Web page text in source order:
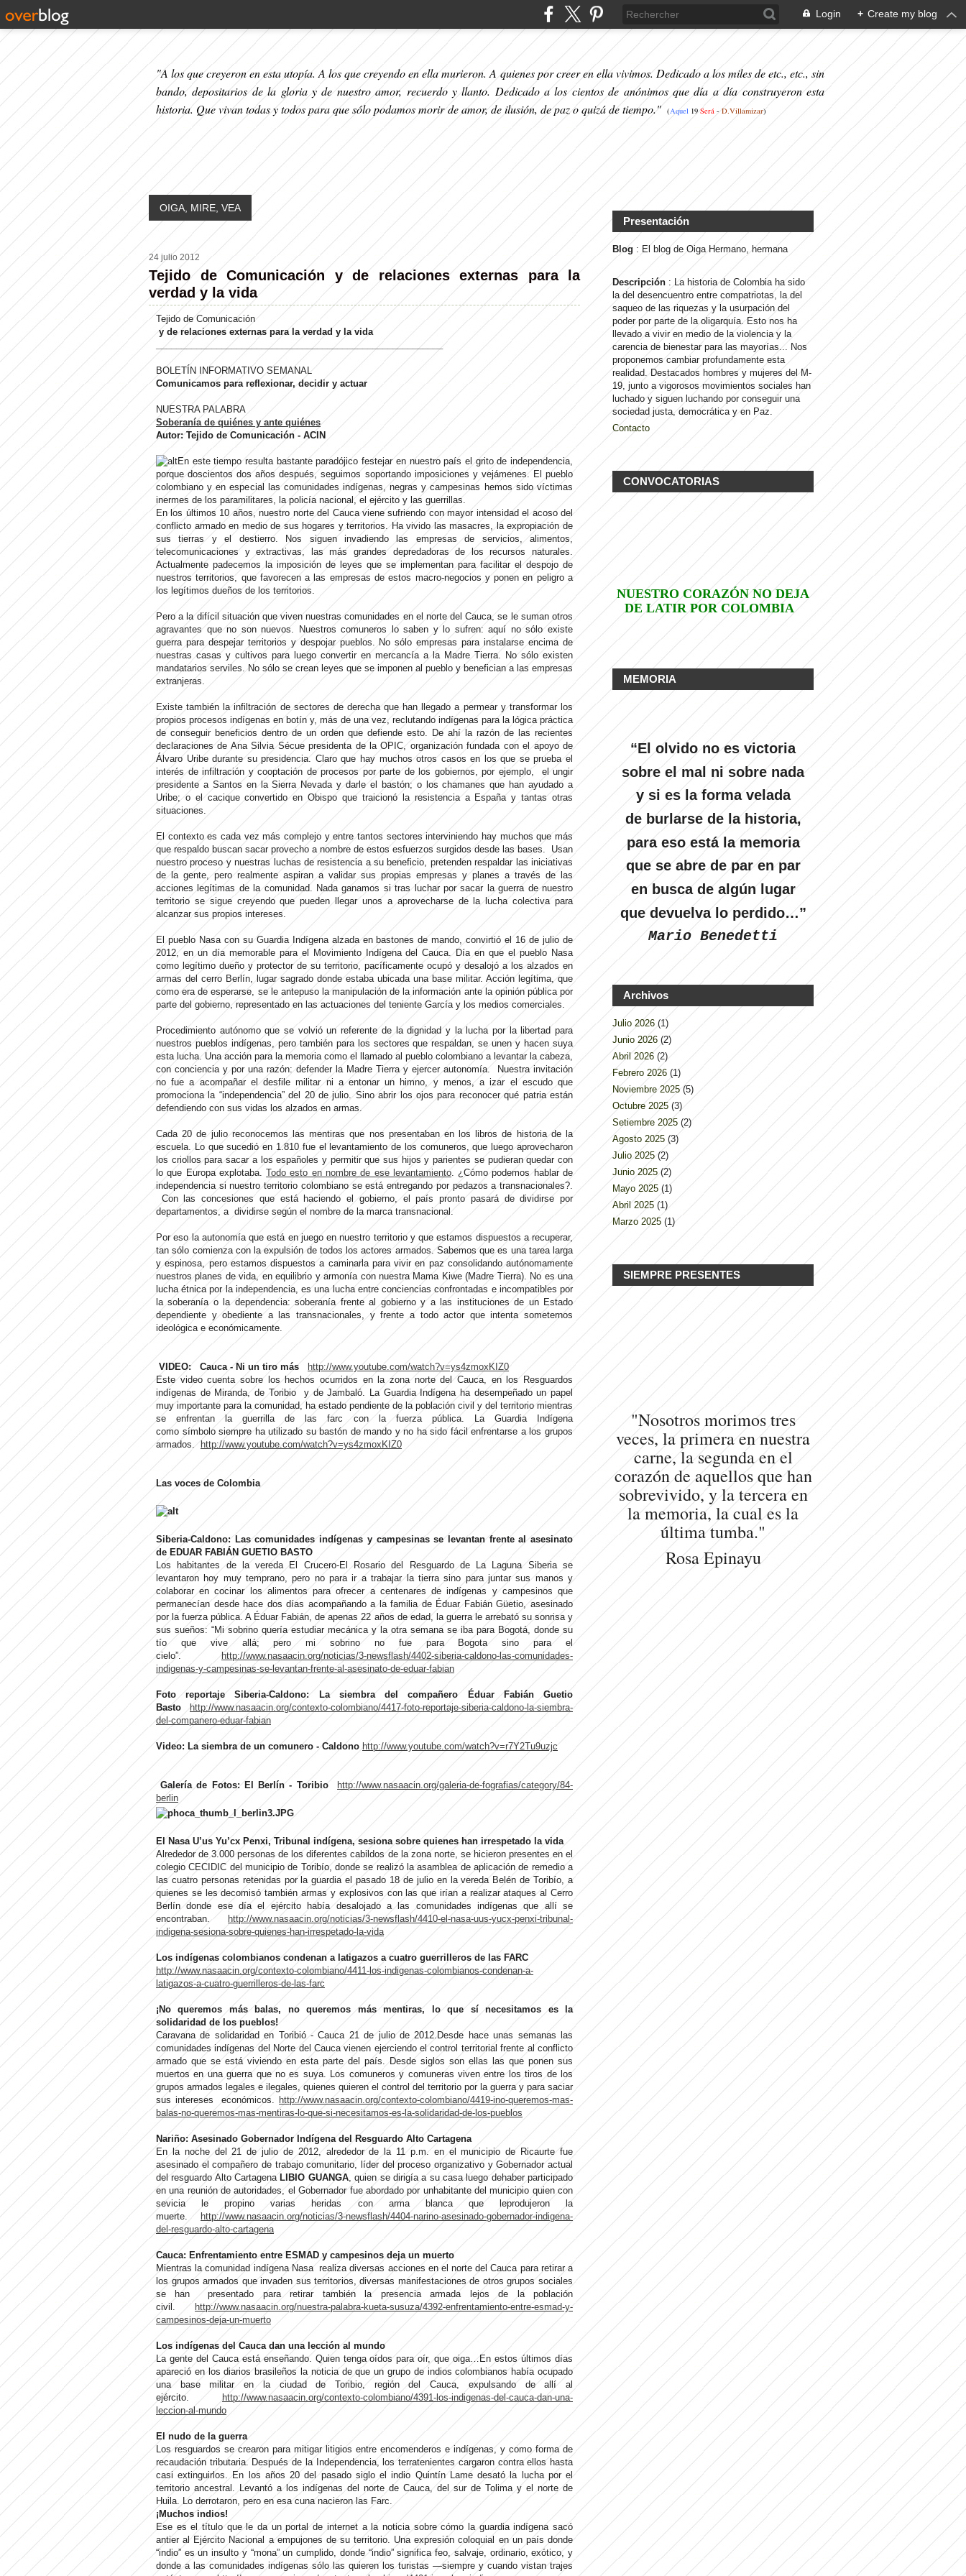
Login + Create my blog
"A los que creyeron en esta utopía. A los que creyendo en ella murieron. A quienes por creer en ella vivimos. Dedicado a los miles de etc., etc., sin
bando, depositarios de la gloria y de nuestro amor, recuerdo y llanto. Dedicado a los cientos de anónimos que día a día construyeron esta
historia. Que vivan todas y todos para que sólo podamos morir de amor, de ilusión, de paz o quizá de tiempo." (Aquel 19 Será - D.Villamizar)
OIGA, MIRE, VEA
24 julio 2012
Tejido de Comunicación y de relaciones externas para la
verdad y la vida
Tejido de Comunicación
y de relaciones externas para la verdad y la vida
BOLETÍN INFORMATIVO SEMANAL
Comunicamos para reflexionar, decidir y actuar
NUESTRA PALABRA
Soberanía de quiénes y ante quiénes
Autor: Tejido de Comunicación - ACIN
En este tiempo resulta bastante paradójico festejar en nuestro país el grito de independencia,
porque doscientos dos años después, seguimos soportando imposiciones y vejámenes. El pueblo
colombiano y en especial las comunidades indígenas, negras y campesinas hemos sido víctimas
inermes de los paramilitares, la policía nacional, el ejército y las guerrillas.
En los últimos 10 años, nuestro norte del Cauca viene sufriendo con mayor intensidad el acoso del
conflicto armado en medio de sus hogares y territorios. Ha vivido las masacres, la expropiación de
sus tierras y el destierro. Nos siguen invadiendo las empresas de servicios, alimentos,
telecomunicaciones y extractivas, las más grandes depredadoras de los recursos naturales.
Actualmente padecemos la imposición de leyes que se implementan para facilitar el despojo de
nuestros territorios, que favorecen a las empresas de estos macro-negocios y ponen en peligro a
los legítimos dueños de los territorios.
Pero a la difícil situación que viven nuestras comunidades en el norte del Cauca, se le suman otros
agravantes que no son nuevos. Nuestros comuneros lo saben y lo sufren: aquí no sólo existe
guerra para despejar territorios y despojar pueblos. No sólo empresas para instalarse encima de
nuestras casas y cultivos para luego convertir en mercancía a la Madre Tierra. No sólo existen
mandatarios serviles. No sólo se crean leyes que se imponen al pueblo y benefician a las empresas
extranjeras.
Existe también la infiltración de sectores de derecha que han llegado a permear y transformar los
propios procesos indígenas en botín y, más de una vez, reclutando indígenas para la lógica práctica
de conseguir beneficios dentro de un orden que defiende esto. De ahí la razón de las recientes
declaraciones de Ana Silvia Sécue presidenta de la OPIC, organización fundada con el apoyo de
Álvaro Uribe durante su presidencia. Claro que hay muchos otros casos en los que se prueba el
interés de infiltración y cooptación de procesos por parte de los gobiernos, por ejemplo, el ungir
presidente a Santos en la Sierra Nevada y darle el bastón; o los chamanes que han ayudado a
Uribe; o el cacique convertido en Obispo que traicionó la resistencia a España y tantas otras
situaciones.
El contexto es cada vez más complejo y entre tantos sectores interviniendo hay muchos que más
que respaldo buscan sacar provecho a nombre de estos esfuerzos surgidos desde las bases. Usan
nuestro proceso y nuestras luchas de resistencia a su beneficio, pretenden respaldar las iniciativas
de la gente, pero realmente aspiran a validar sus propias empresas y planes a través de las
acciones legítimas de la comunidad. Nada ganamos si tras luchar por sacar la guerra de nuestro
territorio se sigue creyendo que pueden llegar unos a aprovecharse de la lucha colectiva para
alcanzar sus propios intereses.
El pueblo Nasa con su Guardia Indígena alzada en bastones de mando, convirtió el 16 de julio de
2012, en un día memorable para el Movimiento Indígena del Cauca. Día en que el pueblo Nasa
como legítimo dueño y protector de su territorio, pacíficamente ocupó y desalojó a los alzados en
armas del cerro Berlín, lugar sagrado donde estaba ubicada una base militar. Acción legítima, que
como era de esperarse, se le antepuso la manipulación de la información ante la opinión pública por
parte del gobierno, representado en las actuaciones del teniente García y los medios comerciales.
Procedimiento autónomo que se volvió un referente de la dignidad y la lucha por la libertad para
nuestros pueblos indígenas, pero también para los sectores que respaldan, se unen y hacen suya
esta lucha. Una acción para la memoria como el llamado al pueblo colombiano a levantar la cabeza,
con conciencia y por una razón: defender la Madre Tierra y ejercer autonomía. Nuestra invitación
no fue a acompañar el desfile militar ni a entonar un himno, y menos, a izar el escudo que
promociona la “independencia” del 20 de julio. Sino abrir los ojos para reconocer qué patria están
defendiendo con sus vidas los alzados en armas.
Cada 20 de julio reconocemos las mentiras que nos presentaban en los libros de historia de la
escuela. Lo que sucedió en 1.810 fue el levantamiento de los comuneros, que luego aprovecharon
los criollos para sacar a los españoles y permitir que sus hijos y parientes se pudieran quedar con
lo que Europa explotaba.Todo esto en nombre de ese levantamiento. ¿Cómo podemos hablar de
independencia si nuestro territorio colombiano se está entregando por pedazos a transnacionales?.
Con las concesiones que está haciendo el gobierno, el país pronto pasará de dividirse por
departamentos, a dividirse según el nombre de la marca transnacional.
Por eso la autonomía que está en juego en nuestro territorio y que estamos dispuestos a recuperar,
tan sólo comienza con la expulsión de todos los actores armados. Sabemos que es una tarea larga
y espinosa, pero estamos dispuestos a caminarla para vivir en paz consolidando autónomamente
nuestros planes de vida, en equilibrio y armonía con nuestra Mama Kiwe (Madre Tierra). No es una
lucha étnica por la independencia, es una lucha entre conciencias confrontadas e incompatibles por
la soberanía o la dependencia: soberanía frente al gobierno y a las instituciones de un Estado
dependiente y obediente a las transnacionales, y frente a todo actor que intenta someternos
ideológica e económicamente.
VIDEO: Cauca - Ni un tiro más
http://www.youtube.com/watch?v=ys4zmoxKIZ0
Este video cuenta sobre los hechos ocurridos en la zona norte del Cauca, en los Resguardos
indígenas de Miranda, de Toribio y de Jambaló. La Guardia Indígena ha desempeñado un papel
muy importante para la comunidad, ha estado pendiente de la población civil y del territorio mientras
se enfrentan la guerrilla de las farc con la fuerza pública. La Guardia Indígena
como símbolo siempre ha utilizado su bastón de mando y no ha sido fácil enfrentarse a los grupos
armados.
http://www.youtube.com/watch?v=ys4zmoxKIZ0
Las voces de Colombia
Siberia-Caldono: Las comunidades indígenas y campesinas se levantan frente al asesinato
de EDUAR FABIÁN GUETIO BASTO
Los habitantes de la vereda El Crucero-El Rosario del Resguardo de La Laguna Siberia se
levantaron hoy muy temprano, pero no para ir a trabajar la tierra sino para juntar sus manos y
colaborar en cocinar los alimentos para ofrecer a centenares de indígenas y campesinos que
permanecían desde hace dos días acompañando a la familia de Éduar Fabián Güetio, asesinado
por la fuerza pública. A Éduar Fabián, de apenas 22 años de edad, la guerra le arrebató su sonrisa y
sus sueños: “Mi sobrino quería estudiar mecánica y la otra semana se iba para Bogotá, donde su
tío que vive allá; pero mi sobrino no fue para Bogota sino para el
cielo”.
http://www.nasaacin.org/noticias/3-newsflash/4402-siberia-caldono-las-comunidades-
indigenas-y-campesinas-se-levantan-frente-al-asesinato-de-eduar-fabian
Foto reportaje Siberia-Caldono: La siembra del compañero Éduar Fabián Guetio
Basto
http://www.nasaacin.org/contexto-colombiano/4417-foto-reportaje-siberia-caldono-la-siembra-
del-companero-eduar-fabian
Video: La siembra de un comunero - Caldono http://www.youtube.com/watch?v=r7Y2Tu9uzjc
Galería de Fotos: El Berlín - Toribio
http://www.nasaacin.org/galeria-de-fografias/category/84-
berlin
El Nasa U’us Yu’cx Penxi, Tribunal indígena, sesiona sobre quienes han irrespetado la vida
Alrededor de 3.000 personas de los diferentes cabildos de la zona norte, se hicieron presentes en el
colegio CECIDIC del municipio de Toribío, donde se realizó la asamblea de aplicación de remedio a
las cuatro personas retenidas por la guardia el pasado 18 de julio en la vereda Belén de Toribío, a
quienes se les decomisó también armas y explosivos con las que irían a realizar ataques al Cerro
Berlín donde ese día el ejército había desalojado a las comunidades indígenas que allí se
encontraban.
http://www.nasaacin.org/noticias/3-newsflash/4410-el-nasa-uus-yucx-penxi-tribunal-
indigena-sesiona-sobre-quienes-han-irrespetado-la-vida
Los indígenas colombianos condenan a latigazos a cuatro guerrilleros de las FARC
http://www.nasaacin.org/contexto-colombiano/4411-los-indigenas-colombianos-condenan-a-
latigazos-a-cuatro-guerrilleros-de-las-farc
¡No queremos más balas, no queremos más mentiras, lo que sí necesitamos es la
solidaridad de los pueblos!
Caravana de solidaridad en Toribió - Cauca 21 de julio de 2012.Desde hace unas semanas las
comunidades indígenas del Norte del Cauca vienen ejerciendo el control territorial frente al conflicto
armado que se está viviendo en esta parte del país. Desde siglos son ellas las que ponen sus
muertos en una guerra que no es suya. Los comuneros y comuneras viven entre los tiros de los
grupos armados legales e ilegales, quienes quieren el control del territorio por la guerra y para saciar
sus intereses económicos. http://www.nasaacin.org/contexto-colombiano/4419-ino-queremos-mas-
balas-no-queremos-mas-mentiras-lo-que-si-necesitamos-es-la-solidaridad-de-los-pueblos
Nariño: Asesinado Gobernador Indígena del Resguardo Alto Cartagena
En la noche del 21 de julio de 2012, alrededor de la 11 p.m. en el municipio de Ricaurte fue
asesinado el compañero de trabajo comunitario, líder del proceso organizativo y Gobernador actual
del resguardo Alto Cartagena LIBIO GUANGA, quien se dirigía a su casa luego dehaber participado
en una reunión de autoridades, el Gobernador fue abordado por unhabitante del municipio quien con
sevicia le propino varias heridas con arma blanca que leprodujeron la
muerte.
http://www.nasaacin.org/noticias/3-newsflash/4404-narino-asesinado-gobernador-indigena-
del-resguardo-alto-cartagena
Cauca: Enfrentamiento entre ESMAD y campesinos deja un muerto
Mientras la comunidad indígena Nasa realiza diversas acciones en el norte del Cauca para retirar a
los grupos armados que invaden sus territorios, diversas manifestaciones de otros grupos sociales
se han presentado para retirar también la presencia armada lejos de la población
civil.
http://www.nasaacin.org/nuestra-palabra-kueta-susuza/4392-enfrentamiento-entre-esmad-y-
campesinos-deja-un-muerto
Los indígenas del Cauca dan una lección al mundo
La gente del Cauca está enseñando. Quien tenga oídos para oír, que oiga…En estos últimos días
apareció en los diarios brasileños la noticia de que un grupo de indios colombianos había ocupado
una base militar en la ciudad de Toribio, región del Cauca, expulsando de allí al
ejército.
http://www.nasaacin.org/contexto-colombiano/4391-los-indigenas-del-cauca-dan-una-
leccion-al-mundo
El nudo de la guerra
Los resguardos se crearon para mitigar litigios entre encomenderos e indígenas, y como forma de
recaudación tributaria. Después de la Independencia, los terratenientes cargaron contra ellos hasta
casi extinguirlos. En los años 20 del pasado siglo el indio Quintín Lame desató la lucha por el
territorio ancestral. Levantó a los indígenas del norte de Cauca, del sur de Tolima y el norte de
Huila. Lo derrotaron, pero en esa cuna nacieron las Farc.
¡Muchos indios!
Ese es el título que le da un portal de internet a la noticia sobre cómo la guardia indígena sacó
antier al Ejército Nacional a empujones de su territorio. Una expresión coloquial en un país donde
“indio” es un insulto y “mona” un cumplido, donde “indio” significa feo, salvaje, ordinario, exótico, y
donde a las comunidades indígenas sólo las quieren los turistas —siempre y cuando vistan trajes
Presentación
Blog : El blog de Oiga Hermano, hermana
Descripción : La historia de Colombia ha sido
la del desencuentro entre compatriotas, la del
saqueo de las riquezas y la usurpación del
poder por parte de la oligarquía. Esto nos ha
llevado a vivir en medio de la violencia y la
carencia de bienestar para las mayorías... Nos
proponemos cambiar profundamente esta
realidad. Destacados hombres y mujeres del M-
19, junto a vigorosos movimientos sociales han
luchado y siguen luchando por conseguir una
sociedad justa, democrática y en Paz.
Contacto
CONVOCATORIAS
NUESTRO CORAZÓN NO DEJA
DE LATIR POR COLOMBIA
MEMORIA
“El olvido no es victoria
sobre el mal ni sobre nada
y si es la forma velada
de burlarse de la historia,
para eso está la memoria
que se abre de par en par
en busca de algún lugar
que devuelva lo perdido…”
Mario Benedetti
Archivos
Julio 2026 (1)
Junio 2026 (2)
Abril 2026 (2)
Febrero 2026 (1)
Noviembre 2025 (5)
Octubre 2025 (3)
Setiembre 2025 (2)
Agosto 2025 (3)
Julio 2025 (2)
Junio 2025 (2)
Mayo 2025 (1)
Abril 2025 (1)
Marzo 2025 (1)
SIEMPRE PRESENTES
"Nosotros morimos tres
veces, la primera en nuestra
carne, la segunda en el
corazón de aquellos que han
sobrevivido, y la tercera en
la memoria, la cual es la
última tumba."
Rosa Epinayu